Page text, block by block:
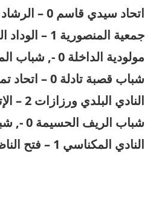
اتحاد سيدي قاسم 0 – الرشاد البرنوصي 1
جمعية المنصورية 1 – الوداد الرياضي السرغيني 0
مولودية الداخلة 0 -, شباب المسيرة 1
شباب قصبة تادلة 0 – اتحاد تمارة 0
النادي البلدي ورزازات 2 – الإتحاد الاسلامي الوجدي 2
شباب الريف الحسيمة 0 -, شباب مريرت 0
النادي المكناسي 1 – فتح الناظور 1